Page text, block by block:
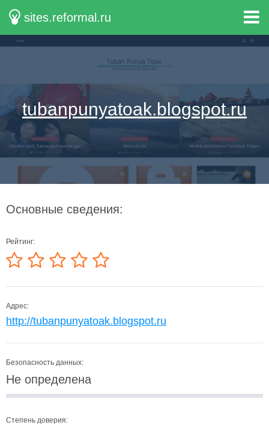
sites.reformal.ru
tubanpunyatoak.blogspot.ru
Основные сведения:
Рейтинг:
Адрес:
http://tubanpunyatoak.blogspot.ru
Безопасность данных:
Не определена
Степень доверия: